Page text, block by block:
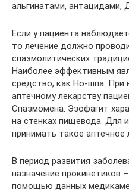
альгинатами, антацидами,
Если у пациента
то лечение должно
спазмолитических
Наиболее эффективным
средство, как Но-шпа. При
аптечному лекарству
Спазмомена. Эзофагит
на стенках пищевода. Для
принимать такое аптечное
В период развития
назначение прокинетиков
помощью данных